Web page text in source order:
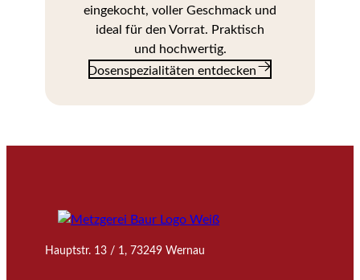
eingekocht, voller Geschmack und
ideal für den Vorrat. Praktisch
und hochwertig.
Dosenspezialitäten entdecken
entdecken
Hauptstr. 13 / 1, 73249 Wernau